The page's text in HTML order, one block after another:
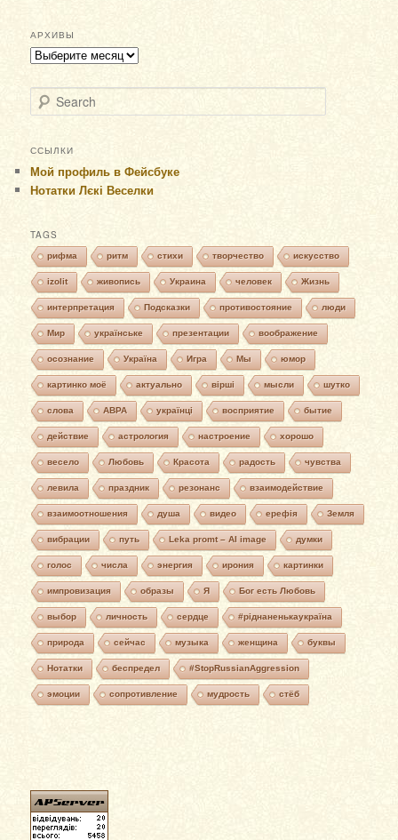
АРХИВЫ
Архивы
Search
ССЫЛКИ
Мой профиль в Фейсбуке
Нотатки Лєкі Веселки
TAGS
рифма ритм стихи творчество искусство
izolit живопись Украина человек Жизнь
интерпретация Подсказки противостояние люди
Мир українське презентации воображение
осознание Україна Игра Мы юмор
картинко моё актуально вірші мысли шутко
слова АВРА українці восприятие бытие
действие астрология настроение хорошо
весело Любовь Красота радость чувства
левила праздник резонанс взаимодействие
взаимоотношения душа видео ерефія Земля
вибрации путь Leka promt – AI image думки
голос числа энергия ирония картинки
импровизация образы Я Бог есть Любовь
выбор личность сердце #ріднаненькаукраїна
природа сейчас музыка женщина буквы
Нотатки беспредел #StopRussianAggression
эмоции сопротивление мудрость стёб